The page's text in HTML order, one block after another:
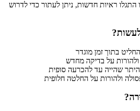
ראיות חדשות, ניתן לעתור כדי לדרוש
בתוך זמן מוגדר
על בדיקה מחדש
שהייה עד להכרעה סופית
ולהורות על החלטה חלופית